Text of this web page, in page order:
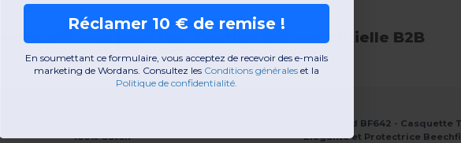
confiance pour leur Gestion Événementielle B2B
-
100% Coton
Beechfield BF642 - Casquette
Élégante et Protectrice
Réclamer 10 € de remise !
En soumettant ce formulaire, vous acceptez de recevoir des e-mails
marketing de Wordans. Consultez les Conditions générales et la
Politique de confidentialité.